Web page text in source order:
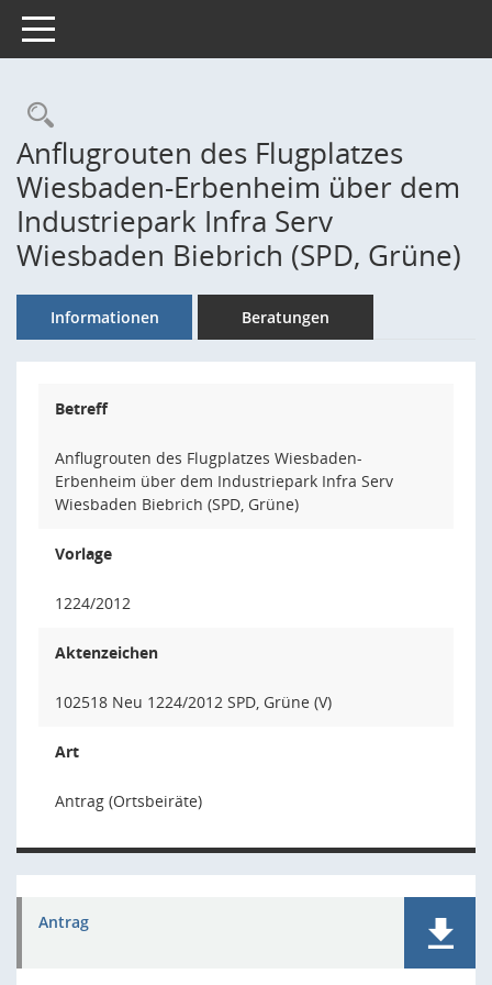
Toggle navigation
Rechercheauswahl
Anflugrouten des Flugplatzes
Wiesbaden-Erbenheim über dem
Industriepark Infra Serv
Wiesbaden Biebrich (SPD, Grüne)
Informationen Beratungen
Betreff
Anflugrouten des Flugplatzes Wiesbaden-
Erbenheim über dem Industriepark Infra Serv
Wiesbaden Biebrich (SPD, Grüne)
Vorlage
1224/2012
Aktenzeichen
102518 Neu 1224/2012 SPD, Grüne (V)
Art
Antrag (Ortsbeiräte)
Antrag